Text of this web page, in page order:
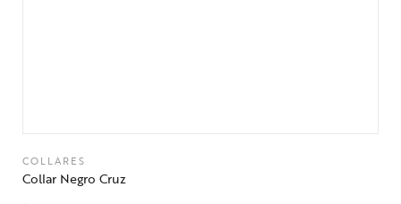
COLLARES
Collar Negro Cruz